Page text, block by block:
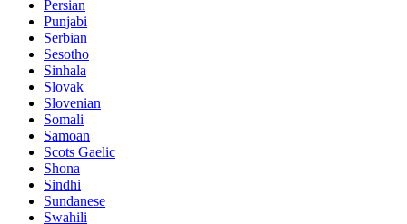
Persian
Punjabi
Serbian
Sesotho
Sinhala
Slovak
Slovenian
Somali
Samoan
Scots Gaelic
Shona
Sindhi
Sundanese
Swahili